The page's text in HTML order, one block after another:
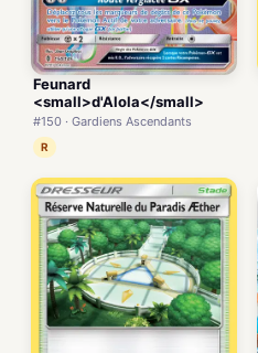
Feunard
<small>d'Alola</small>
#150 · Gardiens Ascendants
R